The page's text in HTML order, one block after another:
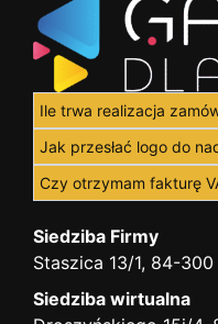
Ile trwa realizacja
Jak przesłać logo do
Czy otrzymam fakturę
Siedziba Firmy
Staszica 13/1, 84-
Siedziba wirtualna